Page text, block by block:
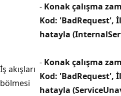
İş akışları
bölmesi
- Konak çalışma
Kod: 'BadRequest',
hatayla
- Konak çalışma
Kod: 'BadRequest',
hatayla